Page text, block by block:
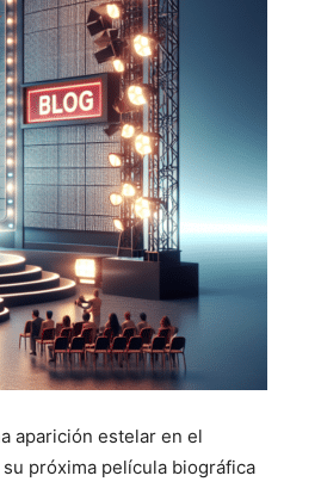
aparición estelar en el
próxima película biográfica